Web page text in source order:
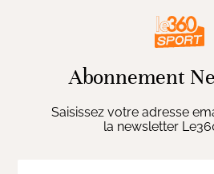
Abonnement
Saisissez votre adresse
la newsletter